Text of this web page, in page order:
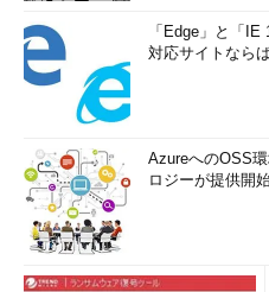
「Edge」と「
対応サイトなら
AzureへのOSS
ロジーが提供開